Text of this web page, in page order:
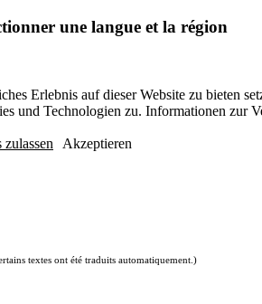
une langue et la région
Erlebnis auf dieser Website zu bieten
und Technologien zu. Informationen zur
zulassen Akzeptieren
textes ont été traduits automatiquement.)